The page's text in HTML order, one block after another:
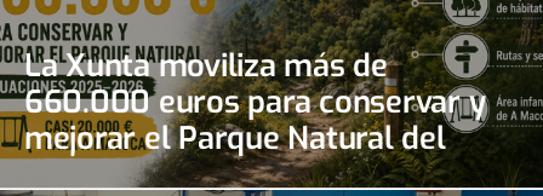
La Xunta moviliza más de
660.000 euros para conservar y
mejorar el Parque Natural del
Monte Aloia